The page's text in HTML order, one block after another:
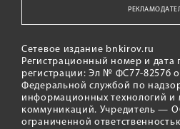
Сетевое издание bnkirov.ru
Регистрационный номер и дата
регистрации: Эл № ФС77-82576
Федеральной службой по
информационных технологий и
коммуникаций. Учредитель —
ограниченной